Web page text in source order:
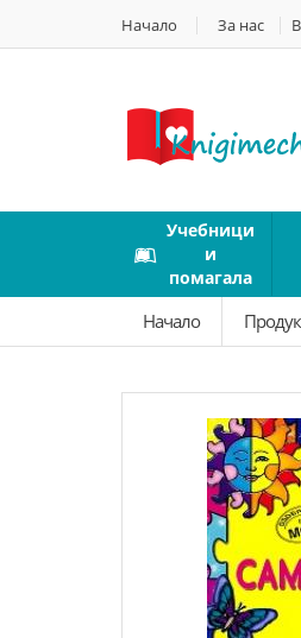
Начало За нас
Учебници
и
помагала
Начало